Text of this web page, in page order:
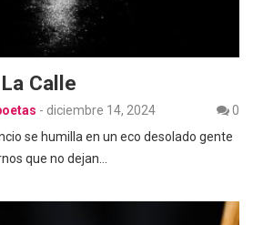
Calle
- diciembre 14, 2024
0
se humilla en un eco desolado gente
que no dejan…